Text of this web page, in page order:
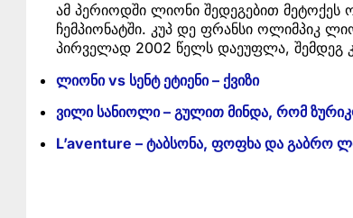
ამ პერიოდში ლიონი შედეგებით მეტოქეს
ჩემპიონატში. კუპ დე ფრანსი ოლიმპიკ
პირველად 2002 წელს დაეუფლა, შემდეგ
ლიონი vs სენტ ეტიენი – ქვიზი
ვილი სანიოლი – გულით მინდა, რომ
L’aventure – ტაბსონა, ფოფხა და გაბრო